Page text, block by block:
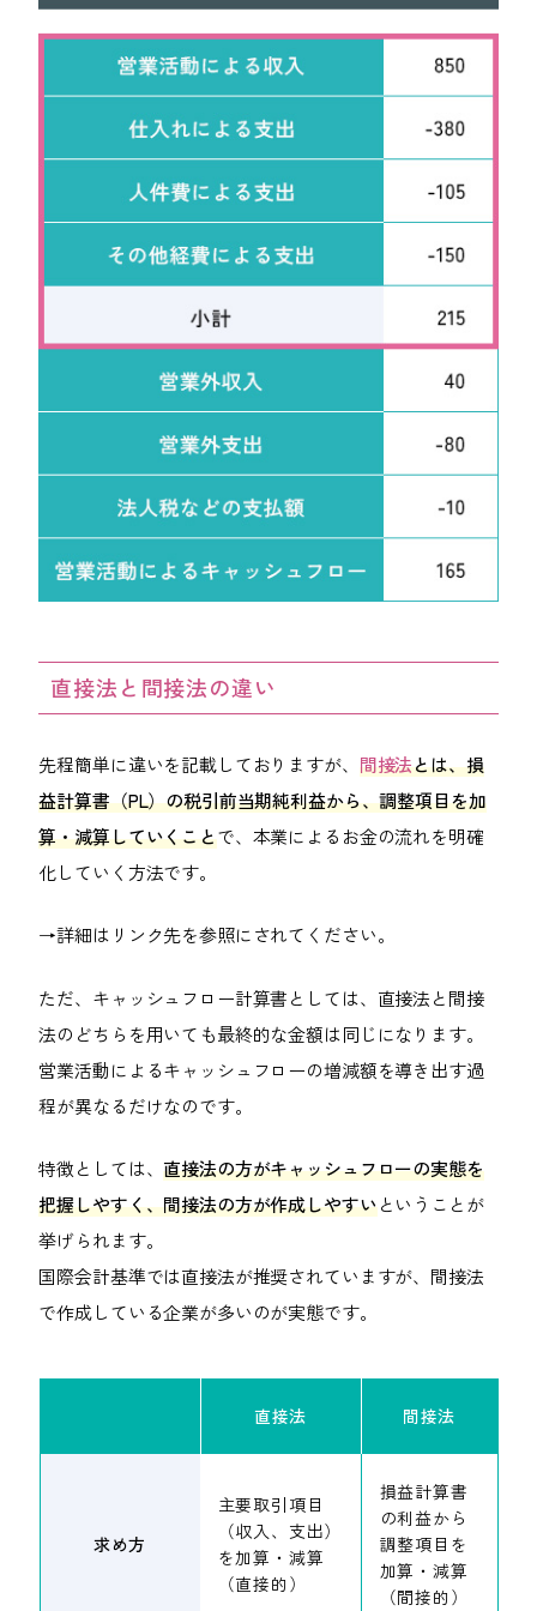
直接法と間接法の違い
先程簡単に違いを記載しておりますが、 間接法とは、損
益計算書（PL）の税引前当期純利益から、調整項目を加
算・減算していくことで、本業によるお金の流れを明確
化していく方法です。
→詳細はリンク先を参照にされてください。
ただ、キャッシュフロー計算書としては、直接法と間接
法のどちらを用いても最終的な金額は同じになります。
営業活動によるキャッシュフローの増減額を導き出す過
程が異なるだけなのです。
特徴としては、直接法の方がキャッシュフローの実態を
把握しやすく、間接法の方が作成しやすいということが
挙げられます。
国際会計基準では直接法が推奨されていますが、間接法
で作成している企業が多いのが実態です。
直接法 間接法
求め方
主要取引項目
（収入、支出）
を加算・減算
（直接的）
損益計算書
の利益から
調整項目を
加算・減算
（間接的）